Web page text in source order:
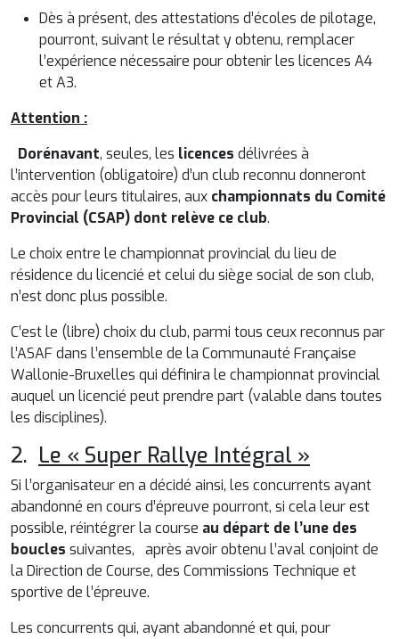
Dès à présent, des attestations d’écoles de pilotage,
pourront, suivant le résultat y obtenu, remplacer
l’expérience nécessaire pour obtenir les licences A4
et A3.
Attention :
Dorénavant, seules, les licences délivrées à
l’intervention (obligatoire) d’un club reconnu donneront
accès pour leurs titulaires, aux championnats du Comité
Provincial (CSAP) dont relève ce club.
Le choix entre le championnat provincial du lieu de
résidence du licencié et celui du siège social de son club,
n’est donc plus possible.
C’est le (libre) choix du club, parmi tous ceux reconnus par
l’ASAF dans l’ensemble de la Communauté Française
Wallonie-Bruxelles qui définira le championnat provincial
auquel un licencié peut prendre part (valable dans toutes
les disciplines).
2. Le « Super Rallye Intégral »
Si l’organisateur en a décidé ainsi, les concurrents ayant
abandonné en cours d’épreuve pourront, si cela leur est
possible, réintégrer la course au départ de l’une des
boucles suivantes, après avoir obtenu l’aval conjoint de
la Direction de Course, des Commissions Technique et
sportive de l’épreuve.
Les concurrents qui, ayant abandonné et qui, pour